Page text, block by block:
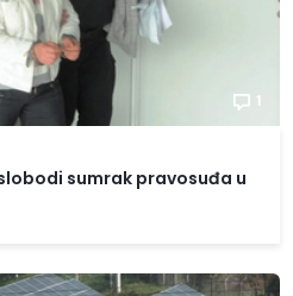
1
sumrak pravosuđa u